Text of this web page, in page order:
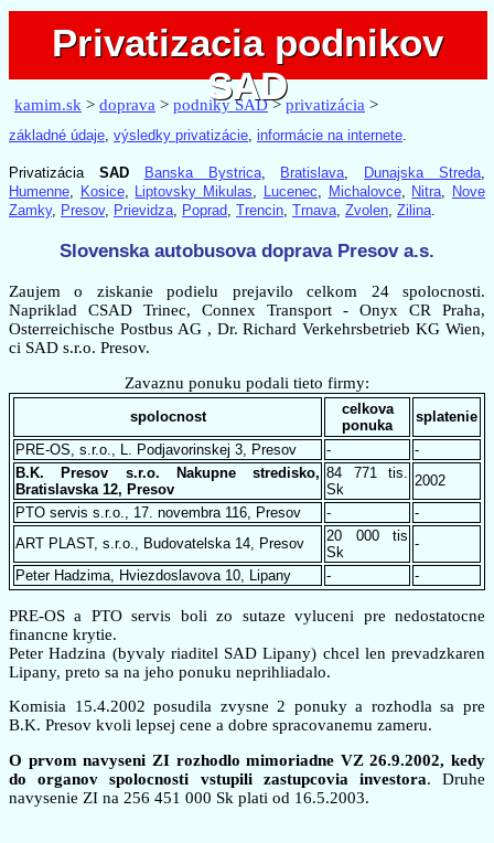
Privatizacia podnikov
SAD
Privatizacia podnikov
SAD
kamim.sk > doprava > podniky SAD>privatizácia >
základné údaje výsledky privatizácie informácie na internete
Privatizácia SAD Banska Bystrica, Bratislava Dunajska Streda
Humenne
Kosice, Liptovsky Mikulas Lucenec Michalovce, Nitra
Nove
Zamky, Presov, Prievidza Poprad Trencin Trnava Zvolen Zilina
Slovenska autobusova doprava Presov a.s.
Zaujem o ziskanie podielu prejavilo celkom 24 spolocnosti.
Napriklad CSAD Trinec, Connex Transport - Onyx CR Praha,
Osterreichische Postbus AG , Dr. Richard Verkehrsbetrieb KG Wien,
ci SAD s.r.o. Presov.
Zavaznu ponuku podali tieto firmy:
spolocnost
celkova
ponuka
splatenie
PRE-OS, s.r.o., L. Podjavorinskej 3, Presov
-
-
B.K. Presov s.r.o. Nakupne stredisko,
Bratislavska 12, Presov
84 771 tis.
Sk
2002
PTO servis s.r.o., 17. novembra 116, Presov
-
-
ART PLAST, s.r.o., Budovatelska 14, Presov
20 000 tis
Sk
-
Peter Hadzima, Hviezdoslavova 10, Lipany
- -
PRE-OS a PTO servis boli zo sutaze vyluceni pre nedostatocne
financne krytie.
Peter Hadzina (byvaly riaditel SAD Lipany) chcel len prevadzkaren
Lipany, preto sa na jeho ponuku neprihliadalo.
Komisia 15.4.2002 posudila zvysne 2 ponuky a rozhodla sa pre
B.K. Presov kvoli lepsej cene a dobre spracovanemu zameru.
O prvom navyseni ZI rozhodlo mimoriadne VZ 26.9.2002, kedy
do organov spolocnosti vstupili zastupcovia investora. Druhe
navysenie ZI na 256 451 000 Sk plati od 16.5.2003.